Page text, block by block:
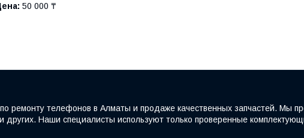
50 000 ₸
телефонов в Алматы и продаже качественных запчастей. Мы
других. Наши специалисты используют только проверенные